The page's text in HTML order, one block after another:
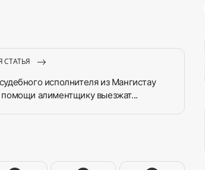
исполнителя из Мангистау
помощи алиментщику выезжат...